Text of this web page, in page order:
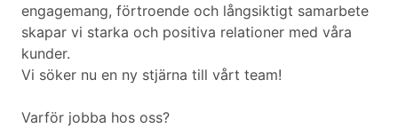
engagemang, förtroende och långsiktigt samarbete
skapar vi starka och positiva relationer med våra
kunder.
Vi söker nu en ny stjärna till vårt team!
Varför jobba hos oss?